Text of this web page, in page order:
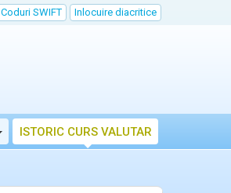
Coduri SWIFT Inlocuire diacritice
Toggle Dropdown
ISTORIC CURS VALUTAR